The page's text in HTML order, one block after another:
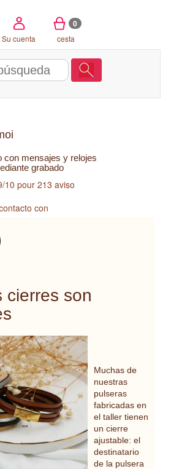
Su cuenta
0
cesta
con mensajes y relojes
grabado
10 pour 213 aviso
con
cierres son
Muchas de
nuestras
pulseras
fabricadas en
el taller tienen
un cierre
ajustable: el
destinatario
de la pulsera